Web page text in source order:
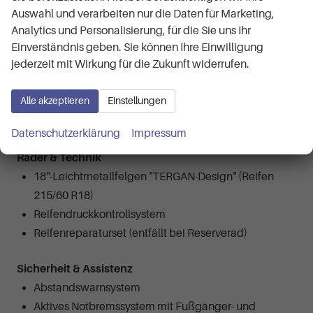
Mittelkonsole mit Armlehne und Ablage
Textilpolsterung: denim
Variabler Gepäckraumboden (entfällt bei Ersatzrad
für 130 4x4 und Hybrid 140)
Armaturenbrett montierbar)
Räder & Technik
18"-Leichtmetallfelgen "TERGAN-Design" (Reifen
215/60 R18)
Reifendruckkontrollsystem
Reifenreparaturset (entfällt bei Reserverad)
Sicherheit & Assistenz
Abstandswarnsystem
Aktives Notbremssystem mit Fußgänger- und
Auswahl und verarbeiten nur die Daten für Marketing,
Analytics und Personalisierung, für die Sie uns Ihr
Einverständnis geben. Sie können Ihre Einwilligung
jederzeit mit Wirkung für die Zukunft widerrufen.
Alle akzeptieren Einstellungen
Datenschutzerklärung Impressum